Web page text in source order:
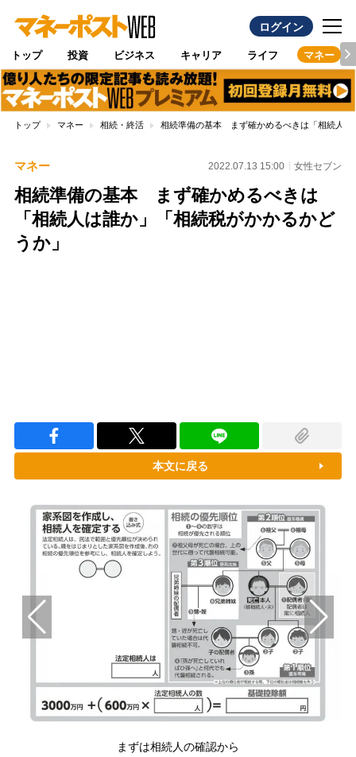
ログイン
トップ 投資 ビジネス キャリア ライフ マネー
トップ マネー 相続・終活 相続準備の基本 まず確かめるべきは「相続人は
マネー 2022.07.13 15:00 女性セブン
相続準備の基本 まず確かめるべきは
「相続人は誰か」「相続税がかかるかど
うか」
本文に戻る
まずは相続人の確認から